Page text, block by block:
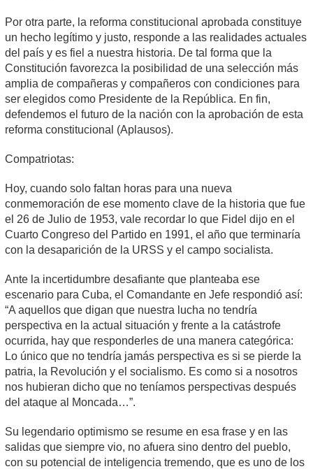
Por otra parte, la reforma constitucional aprobada constituye
un hecho legítimo y justo, responde a las realidades actuales
del país y es fiel a nuestra historia. De tal forma que la
Constitución favorezca la posibilidad de una selección más
amplia de compañeras y compañeros con condiciones para
ser elegidos como Presidente de la República. En fin,
defendemos el futuro de la nación con la aprobación de esta
reforma constitucional (Aplausos).
Compatriotas:
Hoy, cuando solo faltan horas para una nueva
conmemoración de ese momento clave de la historia que fue
el 26 de Julio de 1953, vale recordar lo que Fidel dijo en el
Cuarto Congreso del Partido en 1991, el año que terminaría
con la desaparición de la URSS y el campo socialista.
Ante la incertidumbre desafiante que planteaba ese
escenario para Cuba, el Comandante en Jefe respondió así:
“A aquellos que digan que nuestra lucha no tendría
perspectiva en la actual situación y frente a la catástrofe
ocurrida, hay que responderles de una manera categórica:
Lo único que no tendría jamás perspectiva es si se pierde la
patria, la Revolución y el socialismo. Es como si a nosotros
nos hubieran dicho que no teníamos perspectivas después
del ataque al Moncada…”.
Su legendario optimismo se resume en esa frase y en las
salidas que siempre vio, no afuera sino dentro del pueblo,
con su potencial de inteligencia tremendo, que es uno de los